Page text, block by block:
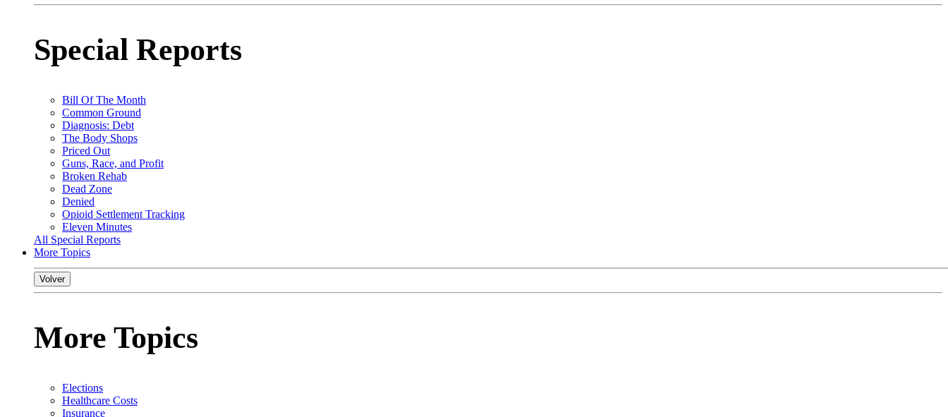
Special Reports
Bill Of The Month
Common Ground
Diagnosis: Debt
The Body Shops
Priced Out
Guns, Race, and Profit
Broken Rehab
Dead Zone
Denied
Opioid Settlement Tracking
Eleven Minutes
All Special Reports
More Topics
Volver
More Topics
Elections
Healthcare Costs
Insurance